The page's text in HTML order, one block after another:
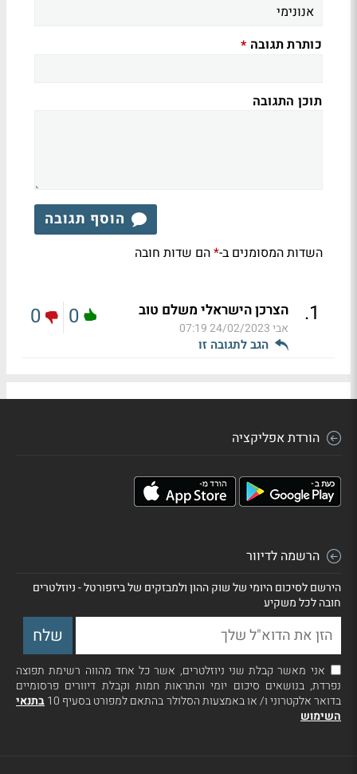
כותרת תגובה *
תוכן התגובה
הוסף תגובה
השדות המסומנים ב-*הם שדות חובה
1
. הצרכן הישראלי משלם טוב
אבי24/02/2023 07:19
הגב לתגובה זו
0
0
הורדת אפליקציה
הרשמה לדיוור
הירשם לסיכום היומי של שוק ההון ולמבזקים של ביזפורטל - ניוזלטרים
חובה לכל משקיע
אני מאשר קבלת שני ניוזלטרים, אשר כל אחד מהווה רשימת תפוצה
נפרדת, בנושאים סיכום יומי והתראות חמות וקבלת דיוורים פרסומיים
בדואר אלקטרוני ו/ או באמצעות הסלולר בהתאם למפורט בסעיף 10
בתנאי
השימוש